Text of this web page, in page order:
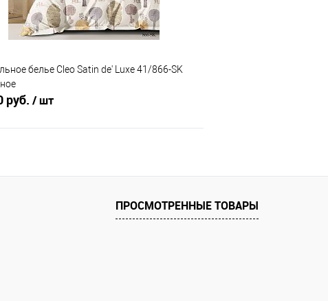
белье Cleo Satin de' Luxe 41/866-SK
руб. / шт
ПРОСМОТРЕННЫЕ ТОВАРЫ